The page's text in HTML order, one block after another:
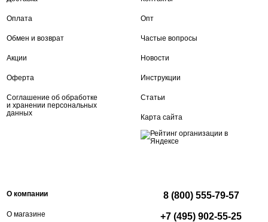
Оплата
Обмен и возврат
Акции
Оферта
Соглашение об обработке
и хранении персональных
данных
Опт
Частые вопросы
Новости
Инструкции
Статьи
Карта сайта
О компании
О магазине
8 (800) 555-79-57
+7 (495) 902-55-25